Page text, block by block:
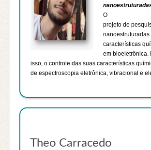
O
projeto de
nanoestruturadas
características
em bioeletrônica.
isso, o controle das suas características
de espectroscopia eletrônica, vibracional e
Theo Carracedo